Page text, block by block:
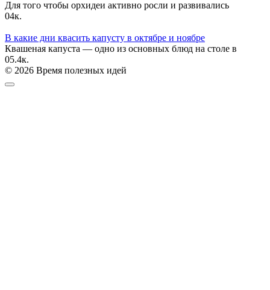
Для того чтобы орхидеи активно росли и развивались
04к.
В какие дни квасить капусту в октябре и ноябре
Квашеная капуста — одно из основных блюд на столе в
05.4к.
© 2026 Время полезных идей